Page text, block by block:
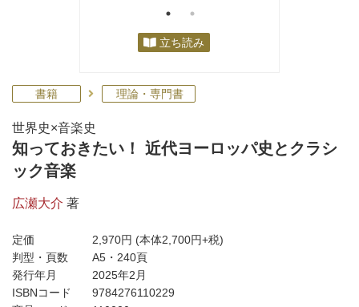
立ち読み
書籍 理論・専門書
世界史×音楽史
知っておきたい！ 近代ヨーロッパ史とクラシ
ック音楽
広瀬大介 著
定価 2,970円 (本体2,700円+税)
判型・頁数
A5・240頁
発行年月
2025年2月
ISBNコード
9784276110229